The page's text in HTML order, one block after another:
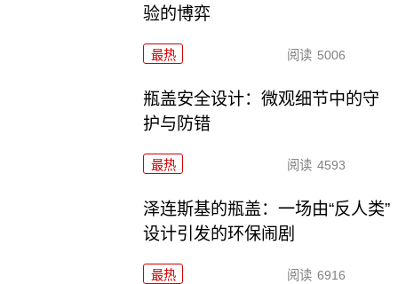
验的博弈
最热 阅读 5006
瓶盖安全设计：微观细节中的守
护与防错
最热 阅读 4593
泽连斯基的瓶盖：一场由“反人类”
设计引发的环保闹剧
最热 阅读 6916